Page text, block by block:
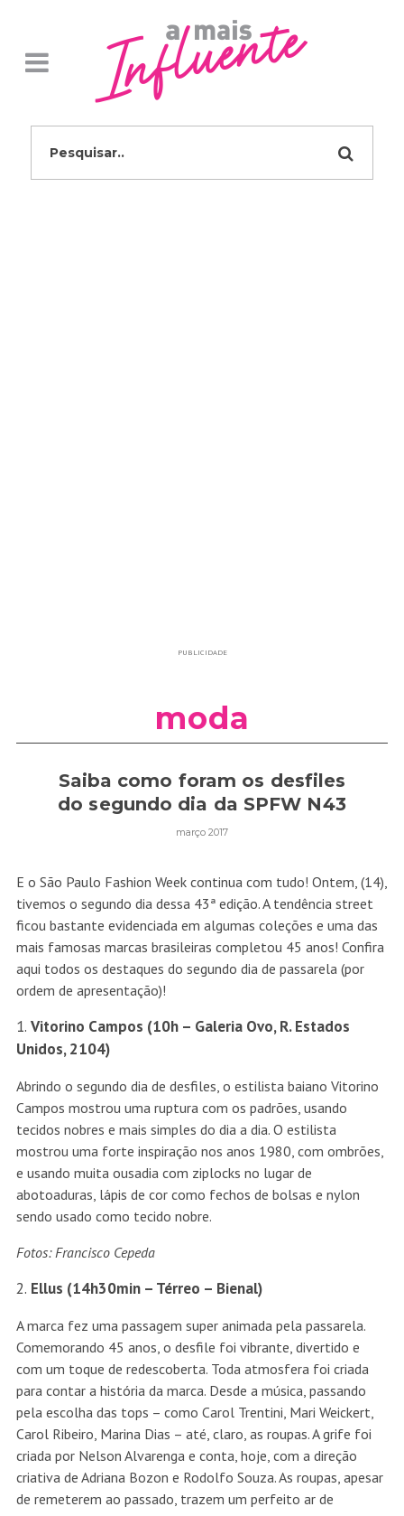
PUBLICIDADE
moda
Saiba como foram os desfiles
do segundo dia da SPFW N43
março 2017
E o São Paulo Fashion Week continua com tudo! Ontem, (14),
tivemos o segundo dia dessa 43ª edição. A tendência street
ficou bastante evidenciada em algumas coleções e uma das
mais famosas marcas brasileiras completou 45 anos! Confira
aqui todos os destaques do segundo dia de passarela (por
ordem de apresentação)!
Vitorino Campos (10h – Galeria Ovo, R. Estados
Unidos, 2104)
Abrindo o segundo dia de desfiles, o estilista baiano Vitorino
Campos mostrou uma ruptura com os padrões, usando
tecidos nobres e mais simples do dia a dia. O estilista
mostrou uma forte inspiração nos anos 1980, com ombrões,
e usando muita ousadia com ziplocks no lugar de
abotoaduras, lápis de cor como fechos de bolsas e nylon
sendo usado como tecido nobre.
Fotos: Francisco Cepeda
Ellus (14h30min – Térreo – Bienal)
A marca fez uma passagem super animada pela passarela.
Comemorando 45 anos, o desfile foi vibrante, divertido e
com um toque de redescoberta. Toda atmosfera foi criada
para contar a história da marca. Desde a música, passando
pela escolha das tops – como Carol Trentini, Mari Weickert,
Carol Ribeiro, Marina Dias – até, claro, as roupas. A grife foi
criada por Nelson Alvarenga e conta, hoje, com a direção
criativa de Adriana Bozon e Rodolfo Souza. As roupas, apesar
de remeterem ao passado, trazem um perfeito ar de